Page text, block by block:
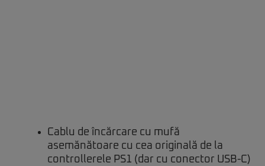
Cablu de încărcare cu mufă
asemănătoare cu cea originală de la
controllerele PS1 (dar cu conector USB-C)